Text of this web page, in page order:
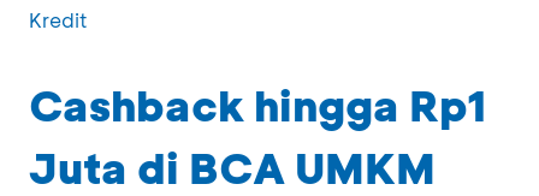
Kredit
Cashback hingga Rp1
Juta di BCA UMKM